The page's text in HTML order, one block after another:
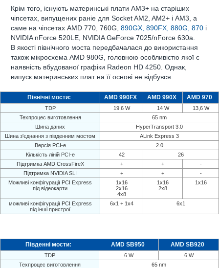
Крім того, існують материнські плати AM3+ на старіших
чіпсетах, випущених раніе для Socket AM2, AM2+ і AM3, а
саме на чіпсетах AMD 770, 760G,890GX, 890FX, 880G, 870 і
NVIDIA nForce 520LE, NVIDIA GeForce 7025/nForce 630a.
В якості північного моста передбачалася до використання
також мікросхема AMD 980G, головною особливістю якої є
наявність вбудованої графіки Radeon HD 4250. Однак,
випуск материнських плат на її основі не відбувся.
Північні мости: AMD 990FX AMD 990X AMD 970
TDP 19,6 W 14 W
13,6 W
Техпроцес виготовлення
65 nm
Шина даних
HyperTransport 3.0
Шина з'єднання з південним мостом
ALink Express 3
Версія PCI-e
2.0
Кількість ліній PCI-e
42
26
Підтримка AMD CrossFireX
+ +
-
Підтримка NVIDIA SLI
+ +
-
Можливі конфігурації PCI Express
під відеокарти
1x16
2x16
4x8
1x16
2x8
1x16
можливі конфігурації PCI Express
під інші пристрої
6x1 + 1x4 6x1
Південні мости: AMD SB950 AMD SB920
TDP 6 W
6 W
Техпроцес виготовлення
65 nm